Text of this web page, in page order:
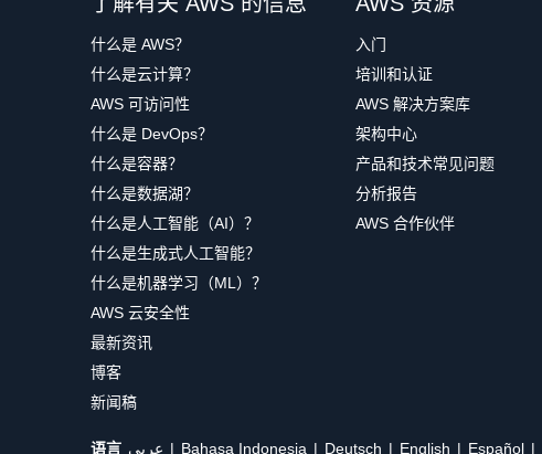
什么是 AWS？
什么是云计算？
AWS 可访问性
什么是 DevOps？
什么是容器？
什么是数据湖？
什么是人工智能（AI）？
什么是生成式人工智能？
什么是机器学习（ML）？
AWS 云安全性
最新资讯
博客
新闻稿
入门
培训和认证
AWS 解决方案库
架构中心
产品和技术常见问题
分析报告
AWS 合作伙伴
语言 عربي Bahasa Indonesia Deutsch English Español